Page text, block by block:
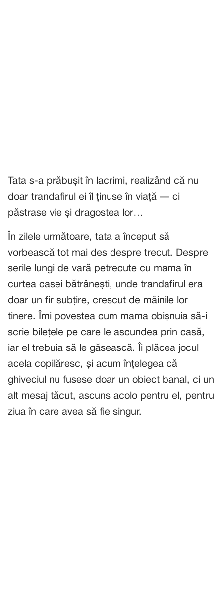
Tata s-a prăbușit în lacrimi, realizând că nu
doar trandafirul ei îl ținuse în viață — ci
păstrase vie și dragostea lor…
În zilele următoare, tata a început să
vorbească tot mai des despre trecut. Despre
serile lungi de vară petrecute cu mama în
curtea casei bătrânești, unde trandafirul era
doar un fir subțire, crescut de mâinile lor
tinere. Îmi povestea cum mama obișnuia să-i
scrie bilețele pe care le ascundea prin casă,
iar el trebuia să le găsească. Îi plăcea jocul
acela copilăresc, și acum înțelegea că
ghiveciul nu fusese doar un obiect banal, ci un
alt mesaj tăcut, ascuns acolo pentru el, pentru
ziua în care avea să fie singur.